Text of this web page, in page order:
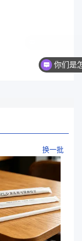
换一批
你们是